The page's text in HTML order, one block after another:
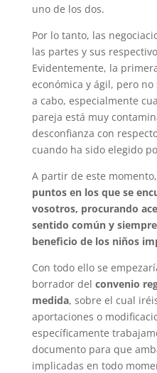
uno de los dos.
Por lo tanto, las
las partes y sus
Evidentemente, la
económica y ágil, pero
a cabo, especialmente
pareja está muy
desconfianza con
cuando ha sido elegido
A partir de este momento,
puntos en los que se
vosotros, procurando
sentido común y
beneficio de los niños
Con todo ello se
borrador del convenio
medida, sobre el cual
aportaciones o
específicamente
documento para que
implicadas en todo